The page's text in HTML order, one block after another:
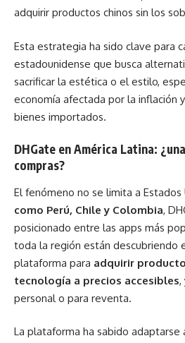
adquirir productos chinos sin los
Esta estrategia ha sido clave para
estadounidense que busca
sacrificar la estética o el estilo,
economía afectada por la inflación
bienes importados.
DHGate en América Latina:
compras?
El fenómeno no se limita a Estados
como Perú, Chile y Colombia,
posicionado entre las apps más
toda la región están descubriendo
plataforma para adquirir
tecnología a precios accesibles,
personal o para reventa.
La plataforma ha sabido adaptarse